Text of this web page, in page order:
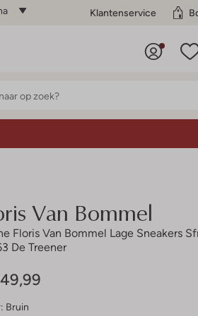
Klantenservice
Van Bommel
Floris Van Bommel Lage Sneakers
De Treener
Bruin